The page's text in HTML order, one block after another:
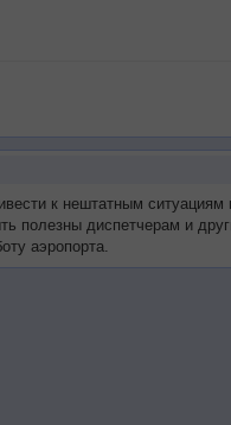
к нештатным
полезны диспетчерам и
аэропорта.